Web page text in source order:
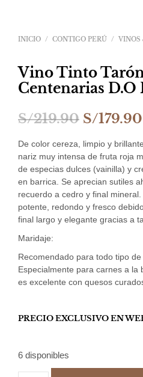
INICIO / CONTIGO PERÚ / VINOS
Vino Tinto
Centenarias D.O
S/219.90 El
precio
original
era:
S/
S/179.90
De color cereza, limpio y
nariz muy intensa de fruta roja
de especias dulces (vainilla) y
en barrica. Se aprecian sutiles
recuerdo a cedro y final mineral.
potente, redondo y fresco
final largo y elegante gracias a
Maridaje:
Recomendado para todo tipo de
Especialmente para carnes a la
es excelente con quesos
PRECIO EXCLUSIVO EN
6 disponibles